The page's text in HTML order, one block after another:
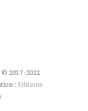
2017 -2022
: Editions-